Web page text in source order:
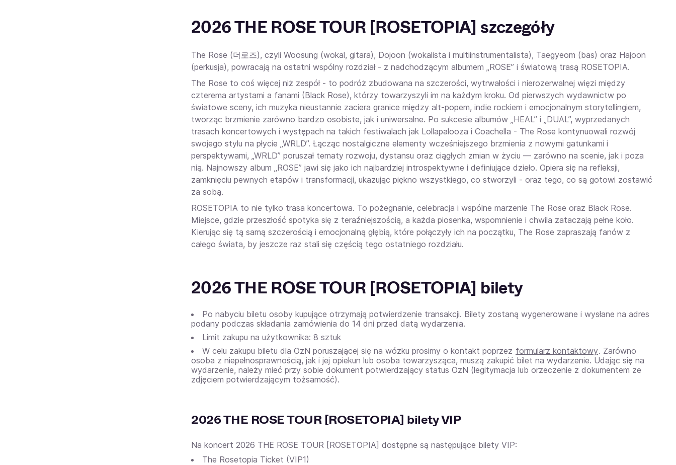
2026 THE ROSE TOUR [ROSETOPIA] szczegóły
The Rose (더로즈), czyli Woosung (wokal, gitara), Dojoon (wokalista i multiinstrumentalista), Taegyeom (bas) oraz Hajoon
(perkusja), powracają na ostatni wspólny rozdział - z nadchodzącym albumem „ROSE” i światową trasą ROSETOPIA.
The Rose to coś więcej niż zespół - to podróż zbudowana na szczerości, wytrwałości i nierozerwalnej więzi między
czterema artystami a fanami (Black Rose), którzy towarzyszyli im na każdym kroku. Od pierwszych wydawnictw po
światowe sceny, ich muzyka nieustannie zaciera granice między alt-popem, indie rockiem i emocjonalnym storytellingiem,
tworząc brzmienie zarówno bardzo osobiste, jak i uniwersalne. Po sukcesie albumów „HEAL” i „DUAL”, wyprzedanych
trasach koncertowych i występach na takich festiwalach jak Lollapalooza i Coachella - The Rose kontynuowali rozwój
swojego stylu na płycie „WRLD”. Łącząc nostalgiczne elementy wcześniejszego brzmienia z nowymi gatunkami i
perspektywami, „WRLD” poruszał tematy rozwoju, dystansu oraz ciągłych zmian w życiu — zarówno na scenie, jak i poza
nią. Najnowszy album „ROSE” jawi się jako ich najbardziej introspektywne i definiujące dzieło. Opiera się na refleksji,
zamknięciu pewnych etapów i transformacji, ukazując piękno wszystkiego, co stworzyli - oraz tego, co są gotowi zostawić
za sobą.
ROSETOPIA to nie tylko trasa koncertowa. To pożegnanie, celebracja i wspólne marzenie The Rose oraz Black Rose.
Miejsce, gdzie przeszłość spotyka się z teraźniejszością, a każda piosenka, wspomnienie i chwila zataczają pełne koło.
Kierując się tą samą szczerością i emocjonalną głębią, które połączyły ich na początku, The Rose zapraszają fanów z
całego świata, by jeszcze raz stali się częścią tego ostatniego rozdziału.
2026 THE ROSE TOUR [ROSETOPIA] bilety
Po nabyciu biletu osoby kupujące otrzymają potwierdzenie transakcji. Bilety zostaną wygenerowane i wysłane na adres
podany podczas składania zamówienia do 14 dni przed datą wydarzenia.
Limit zakupu na użytkownika: 8 sztuk
W celu zakupu biletu dla OzN poruszającej się na wózku prosimy o kontakt poprzez formularz kontaktowy. Zarówno
osoba z niepełnosprawnością, jak i jej opiekun lub osoba towarzysząca, muszą zakupić bilet na wydarzenie. Udając się na
wydarzenie, należy mieć przy sobie dokument potwierdzający status OzN (legitymacja lub orzeczenie z dokumentem ze
zdjęciem potwierdzającym tożsamość).
2026 THE ROSE TOUR [ROSETOPIA] bilety VIP
Na koncert 2026 THE ROSE TOUR [ROSETOPIA] dostępne są następujące bilety VIP:
The Rosetopia Ticket (VIP1)